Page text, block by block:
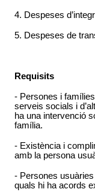
4. Despeses
5. Despeses de
Requisits
- Persones i
serveis socials i
ha una intervenció
família.
- Existència i
amb la persona
- Persones
quals hi ha acords